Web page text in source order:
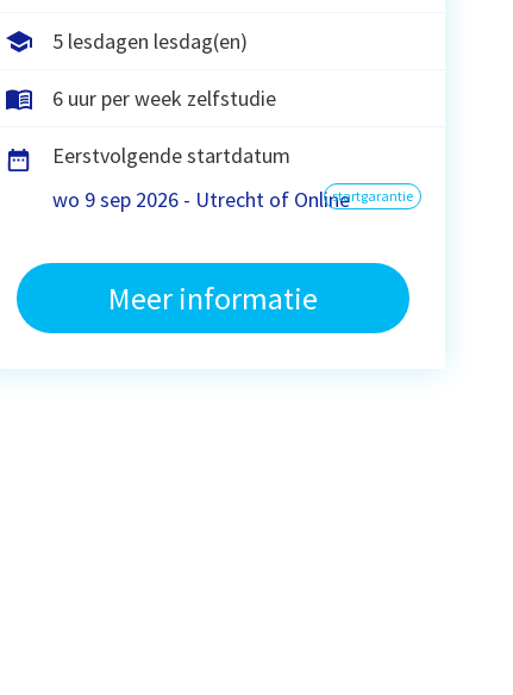
5 lesdagen lesdag(en)
6 uur per week zelfstudie
Eerstvolgende startdatum
wo 9 sep 2026 - Utrecht of Onlinestartgarantie
Meer informatie